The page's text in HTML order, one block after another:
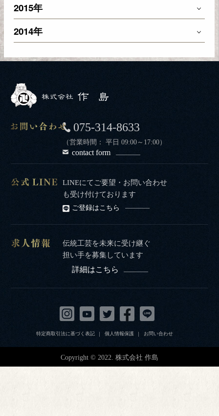
2015年
2014年
075-314-8633
（営業時間： 平日 09:00～17:00）
contact form
LINEにてご要望・お問い合わせ
も受け付けております
ご登録はこちら
伝統工芸を未来に受け継ぐ
担い手を募集しています
詳細はこちら
特定商取引法に基づく表記 個人情報保護 お問い合わせ
Copyright © 2022. 株式会社 作島